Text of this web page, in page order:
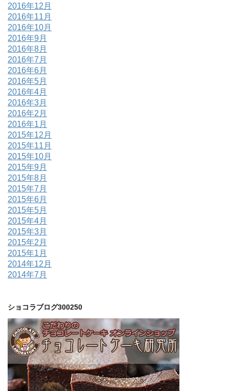
2016年12月
2016年11月
2016年10月
2016年9月
2016年8月
2016年7月
2016年6月
2016年5月
2016年4月
2016年3月
2016年2月
2016年1月
2015年12月
2015年11月
2015年10月
2015年9月
2015年8月
2015年7月
2015年6月
2015年5月
2015年4月
2015年3月
2015年2月
2015年1月
2014年12月
2014年7月
ショコラブログ300250